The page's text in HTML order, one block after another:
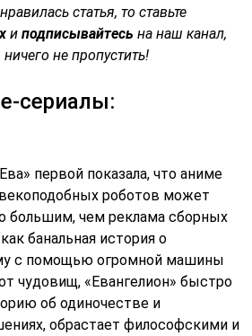
статья, то ставьте
и подписывайтесь на наш канал,
не пропустить!
сериалы:
первой показала, что аниме
роботов может
большим, чем реклама сборных
банальная история о
с помощью огромной машины
чудовищ, «Евангелион» быстро
об одиночестве и
обрастает философскими и